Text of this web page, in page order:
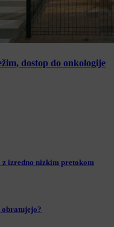
dostop do onkologije
izredno nizkim pretokom
obratujejo?